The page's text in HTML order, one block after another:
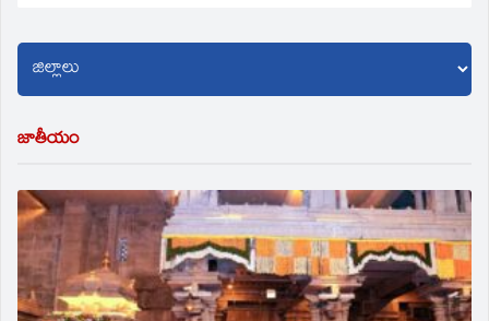
జాతీయం